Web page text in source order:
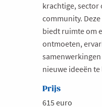
krachtige,
community.
biedt ruimte om
ontmoeten,
nieuwe ideeën
Prijs
615 euro